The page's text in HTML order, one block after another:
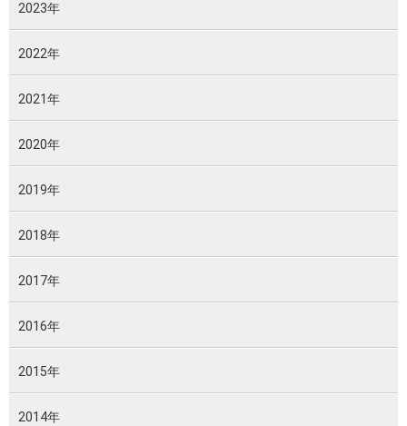
2023年
2022年
2021年
2020年
2019年
2018年
2017年
2016年
2015年
2014年